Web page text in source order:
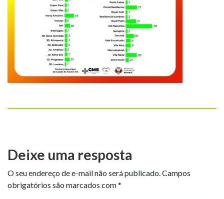
Deixe uma resposta
O seu endereço de e-mail não será publicado.Campos
obrigatórios são marcados com*